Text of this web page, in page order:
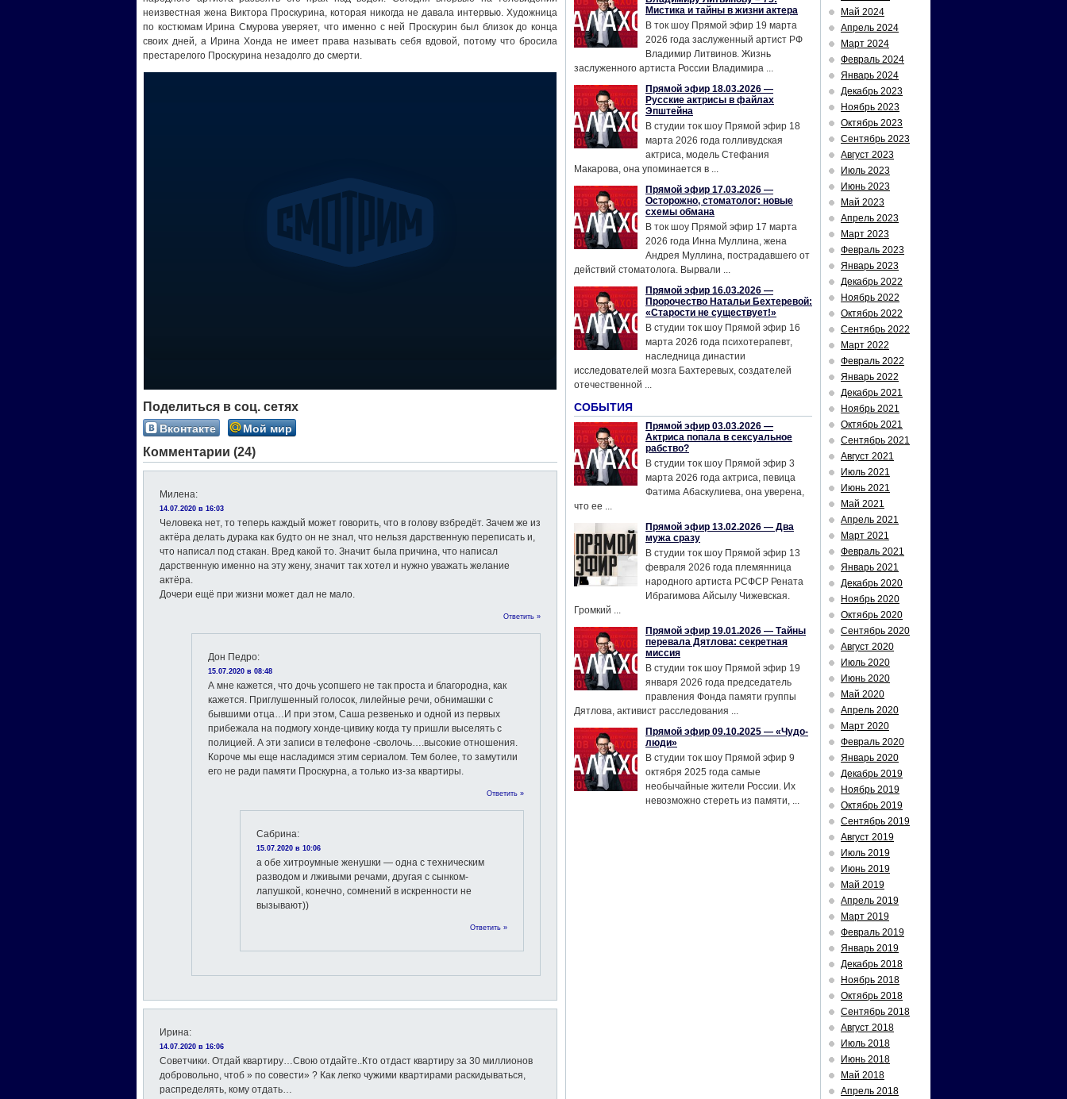
неизвестная жена Виктора Проскурина, которая никогда не давала интервью. Художница
по костюмам Ирина Смурова уверяет, что именно с ней Проскурин был близок до конца
своих дней, а Ирина Хонда не имеет права называть себя вдовой, потому что бросила
престарелого Проскурина незадолго до смерти.
Поделиться в соц. сетях
Вконтакте Мой мир
Комментарии (24)
Милена:
14.07.2020 в 16:03
Человека нет, то теперь каждый может говорить, что в голову взбредёт. Зачем же из
актёра делать дурака как будто он не знал, что нельзя дарственную переписать и,
что написал под стакан. Вред какой то. Значит была причина, что написал
дарственную именно на эту жену, значит так хотел и нужно уважать желание
актёра.
Дочери ещё при жизни может дал не мало.
Ответить »
Дон Педро:
15.07.2020 в 08:48
А мне кажется, что дочь усопшего не так проста и благородна, как
кажется. Приглушенный голосок, лилейные речи, обнимашки с
бывшими отца…И при этом, Саша резвенько и одной из первых
прибежала на подмогу хонде-цивику когда ту пришли выселять с
полицией. А эти записи в телефоне -сволочь….высокие отношения.
Короче мы еще насладимся этим сериалом. Тем более, то замутили
его не ради памяти Проскурна, а только из-за квартиры.
Ответить »
Сабрина:
15.07.2020 в 10:06
а обе хитроумные женушки — одна с техническим
разводом и лживыми речами, другая с сынком-
лапушкой, конечно, сомнений в искренности не
вызывают))
Ответить »
Ирина:
14.07.2020 в 16:06
Советчики. Отдай квартиру…Свою отдайте..Кто отдаст квартиру за 30 миллионов
добровольно, чтоб » по совести» ? Как легко чужими квартирами раскидываться,
распределять, кому отдать…
Мистика и тайны в жизни актера
В ток шоу Прямой эфир 19 марта
2026 года заслуженный артист РФ
Владимир Литвинов. Жизнь
заслуженного артиста России Владимира ...
Прямой эфир 18.03.2026 —
Русские актрисы в файлах
Эпштейна
В студии ток шоу Прямой эфир 18
марта 2026 года голливудская
актриса, модель Стефания
Макарова, она упоминается в ...
Прямой эфир 17.03.2026 —
Осторожно, стоматолог: новые
схемы обмана
В ток шоу Прямой эфир 17 марта
2026 года Инна Муллина, жена
Андрея Муллина, пострадавшего от
действий стоматолога. Вырвали ...
Прямой эфир 16.03.2026 —
Пророчество Натальи Бехтеревой:
«Старости не существует!»
В студии ток шоу Прямой эфир 16
марта 2026 года психотерапевт,
наследница династии
исследователей мозга Бахтеревых, создателей
отечественной ...
СОБЫТИЯ
Прямой эфир 03.03.2026 —
Актриса попала в сексуальное
рабство?
В студии ток шоу Прямой эфир 3
марта 2026 года актриса, певица
Фатима Абаскулиева, она уверена,
что ее ...
Прямой эфир 13.02.2026 — Два
мужа сразу
В студии ток шоу Прямой эфир 13
февраля 2026 года племянница
народного артиста РСФСР Рената
Ибрагимова Айсылу Чижевская.
Громкий ...
Прямой эфир 19.01.2026 — Тайны
перевала Дятлова: секретная
миссия
В студии ток шоу Прямой эфир 19
января 2026 года председатель
правления Фонда памяти группы
Дятлова, активист расследования ...
Прямой эфир 09.10.2025 — «Чудо-
люди»
В студии ток шоу Прямой эфир 9
октября 2025 года самые
необычайные жители России. Их
невозможно стереть из памяти, ...
Май 2024
Апрель 2024
Март 2024
Февраль 2024
Январь 2024
Декабрь 2023
Ноябрь 2023
Октябрь 2023
Сентябрь 2023
Август 2023
Июль 2023
Июнь 2023
Май 2023
Апрель 2023
Март 2023
Февраль 2023
Январь 2023
Декабрь 2022
Ноябрь 2022
Октябрь 2022
Сентябрь 2022
Март 2022
Февраль 2022
Январь 2022
Декабрь 2021
Ноябрь 2021
Октябрь 2021
Сентябрь 2021
Август 2021
Июль 2021
Июнь 2021
Май 2021
Апрель 2021
Март 2021
Февраль 2021
Январь 2021
Декабрь 2020
Ноябрь 2020
Октябрь 2020
Сентябрь 2020
Август 2020
Июль 2020
Июнь 2020
Май 2020
Апрель 2020
Март 2020
Февраль 2020
Январь 2020
Декабрь 2019
Ноябрь 2019
Октябрь 2019
Сентябрь 2019
Август 2019
Июль 2019
Июнь 2019
Май 2019
Апрель 2019
Март 2019
Февраль 2019
Январь 2019
Декабрь 2018
Ноябрь 2018
Октябрь 2018
Сентябрь 2018
Август 2018
Июль 2018
Июнь 2018
Май 2018
Апрель 2018